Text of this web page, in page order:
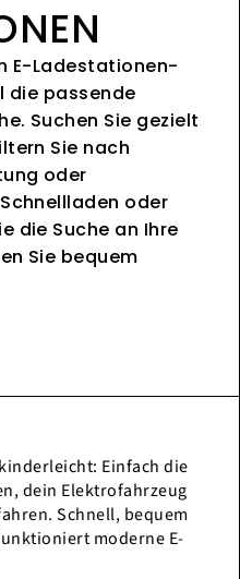
E-Ladestationen-
die passende
Suchen Sie gezielt
Sie nach
oder
oder
die Suche an Ihre
Sie bequem
Einfach die
dein Elektrofahrzeug
Schnell, bequem
moderne E-